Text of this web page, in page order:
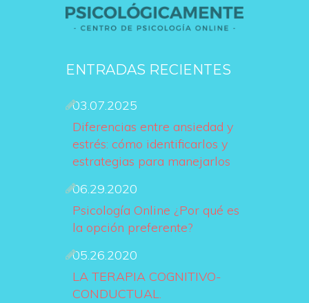
ENTRADAS RECIENTES
03.07.2025
Diferencias entre ansiedad y
estrés: cómo identificarlos y
estrategias para manejarlo
06.29.2020
Psicología Online ¿Por qué es
la opción preferente?
05.26.2020
LA TERAPIA COGNITIVO-
CONDUCTUAL.